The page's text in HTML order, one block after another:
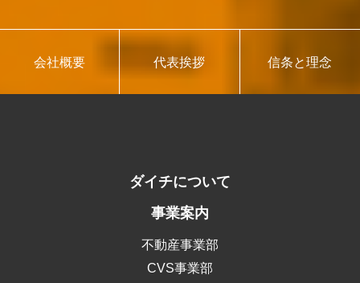
会社概要 代表挨拶 信条と理念
ダイチについて
事業案内
不動産事業部
CVS事業部